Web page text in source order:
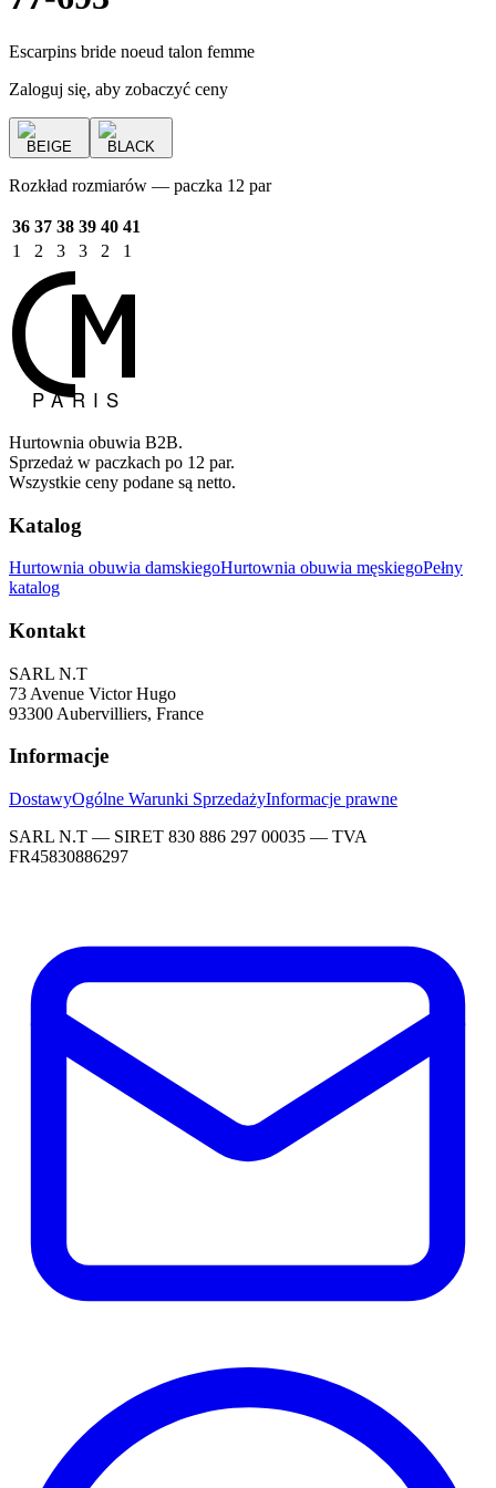
Escarpins bride noeud talon femme
Zaloguj się, aby zobaczyć ceny
BEIGE BLACK
Rozkład rozmiarów — paczka 12 par
36 37 38 39 40 41
1
2 3 3 2 1
Hurtownia obuwia B2B.
Sprzedaż w paczkach po 12 par.
Wszystkie ceny podane są netto.
Katalog
Hurtownia obuwia damskiegoHurtownia obuwia męskiegoPełny
katalog
Kontakt
SARL N.T
73 Avenue Victor Hugo
93300 Aubervilliers, France
Informacje
DostawyOgólne Warunki SprzedażyInformacje prawne
SARL N.T — SIRET 830 886 297 00035 — TVA
FR45830886297